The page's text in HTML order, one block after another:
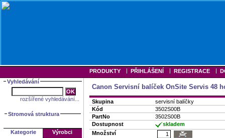
PRODUKTY PŘIHLÁŠENÍ REGISTRACE
Vyhledávání
rozšířené vyhledávání...
Stromová struktura
Kategorie
Výrobci
Canon Servisní balíček OnSite Servis 48
Skupina
servisní balíčky
Kód
3502S00B
PartNo
3502S00B
Dostupnost
skladem
Množství